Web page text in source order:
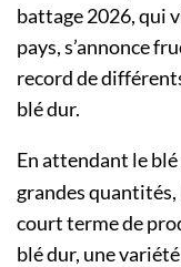
battage 2026, qui
pays, s’annonce
record de
blé dur.
En attendant le
grandes quantités,
court terme de
blé dur, une